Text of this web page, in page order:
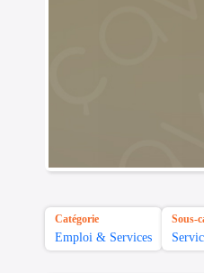
Catégorie
Emploi & Services
Sous-